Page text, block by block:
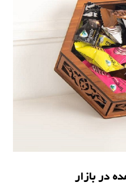
در بازار